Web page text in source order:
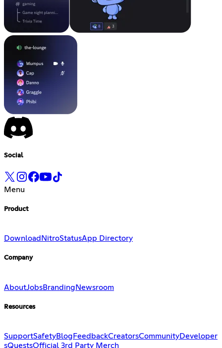
Social
Menu
Product
Download NitroStatusApp Directory
Company
AboutJobsBranding Newsroom
Resources
SupportSafetyBlog FeedbackCreatorsCommunityDeveloper
sQuestsOfficial 3rd Party Merch